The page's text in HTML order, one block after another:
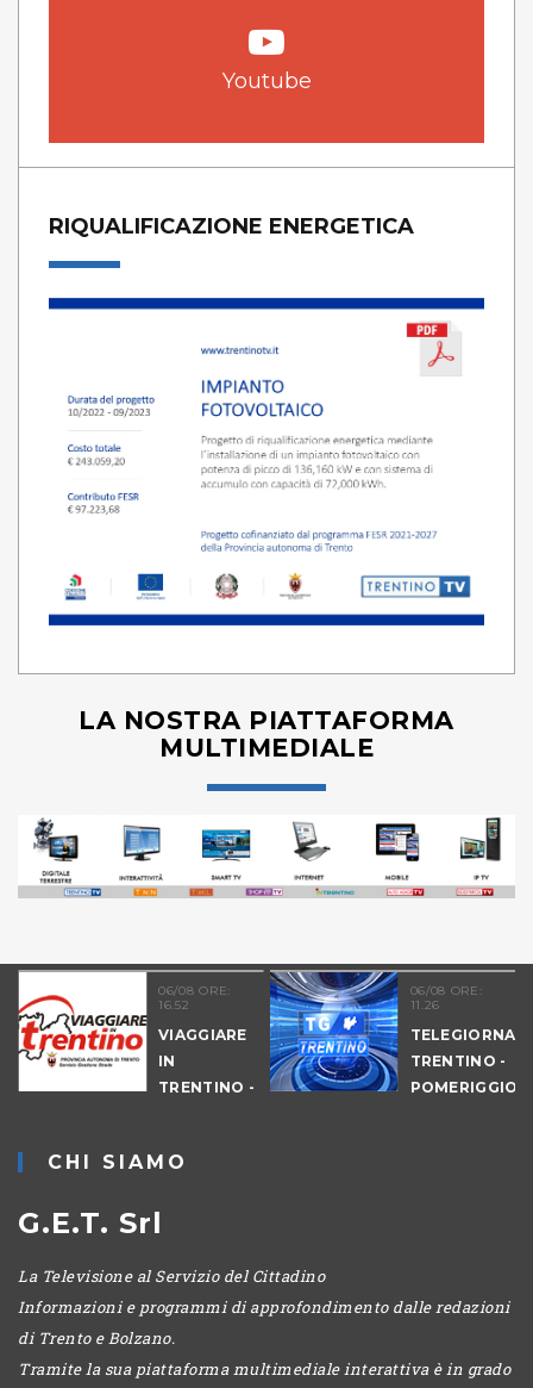
Youtube
RIQUALIFICAZIONE ENERGETICA
LA NOSTRA PIATTAFORMA
MULTIMEDIALE
06/08 ORE:
16.52
VIAGGIARE
IN
TRENTINO -
06/08 ORE:
11.26
TRENTINO -
POMERIGGIO
CHI SIAMO
G.E.T. Srl
La Televisione al Servizio del Cittadino
Informazioni e programmi di approfondimento dalle redazioni
di Trento e Bolzano.
Tramite la sua piattaforma multimediale interattiva è in grado